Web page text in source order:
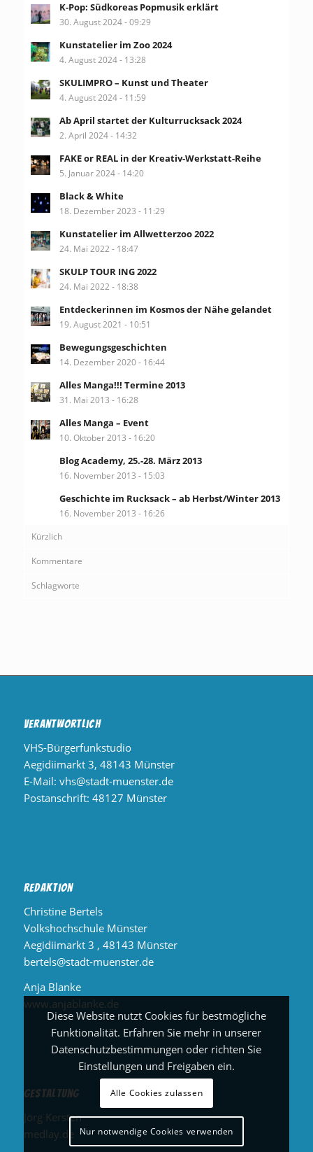
K-Pop: Südkoreas Popmusik erklärt
30. August 2024 - 09:29
Kunstatelier im Zoo 2024
4. August 2024 - 13:28
SKULIMPRO – Kunst und Theater
4. August 2024 - 11:59
Ab April startet der Kulturrucksack 2024
2. April 2024 - 14:32
FAKE or REAL in der Kreativ-Werkstatt-Reihe
5. Januar 2024 - 14:20
Black & White
18. Dezember 2023 - 11:29
Kunstatelier im Allwetterzoo 2022
24. Mai 2022 - 18:47
SKULP TOUR ING 2022
24. Mai 2022 - 18:38
Entdeckerinnen im Kosmos der Nähe gelandet
19. August 2021 - 10:51
Bewegungsgeschichten
14. Dezember 2020 - 16:44
Alles Manga!!! Termine 2013
31. Mai 2013 - 16:28
Alles Manga – Event
10. Oktober 2013 - 16:20
Blog Academy, 25.-28. März 2013
16. November 2013 - 15:03
Geschichte im Rucksack – ab Herbst/Winter 2013
16. November 2013 - 16:26
Kürzlich
Kommentare
Schlagworte
Verantwortlich
VHS-Bürgerfunkstudio
Aegidiimarkt 3, 48143 Münster
E-Mail: vhs@stadt-muenster.de
Postanschrift: 48127 Münster
Redaktion
Christine Bertels
Volkshochschule Münster
Aegidiimarkt 3 , 48143 Münster
bertels@stadt-muenster.de
Anja Blanke
www.anjablanke.de
Gestaltung
Jörg Kersten
medlay.de
Diese Website nutzt Cookies für bestmögliche
Funktionalität. Erfahren Sie mehr in unserer
Datenschutzbestimmungen oder richten Sie
Einstellungen und Freigaben ein.
Alle Cookies zulassen
Nur notwendige Cookies verwenden